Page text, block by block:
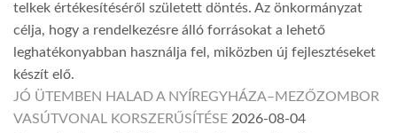
telkek értékesítéséről született döntés. Az önkormányzat
célja, hogy a rendelkezésre álló forrásokat a lehető
leghatékonyabban használja fel, miközben új fejlesztéseket
készít elő.
JÓ ÜTEMBEN HALAD A NYÍREGYHÁZA–MEZŐZOMBOR
VASÚTVONAL KORSZERŰSÍTÉSE 2026-08-04